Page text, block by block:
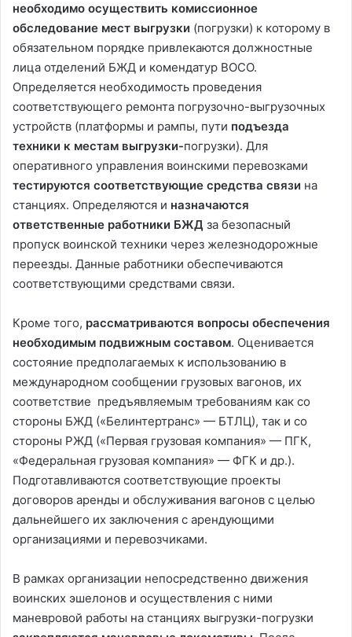
необходимо осуществить комиссионное
обследование мест выгрузки (погрузки) к которому в
обязательном порядке привлекаются должностные
лица отделений БЖД и комендатур ВОСО.
Определяется необходимость проведения
соответствующего ремонта погрузочно-выгрузочных
устройств (платформы и рампы, пути подъезда
техники к местам выгрузки-погрузки). Для
оперативного управления воинскими перевозками
тестируются соответствующие средства связи на
станциях. Определяются и назначаются
ответственные работники БЖД за безопасный
пропуск воинской техники через железнодорожные
переезды. Данные работники обеспечиваются
соответствующими средствами связи.
Кроме того, рассматриваются вопросы обеспечения
необходимым подвижным составом. Оценивается
состояние предполагаемых к использованию в
международном сообщении грузовых вагонов, их
соответствие предъявляемым требованиям как со
стороны БЖД («Белинтертранс» — БТЛЦ), так и со
стороны РЖД («Первая грузовая компания» — ПГК,
«Федеральная грузовая компания» — ФГК и др.).
Подготавливаются соответствующие проекты
договоров аренды и обслуживания вагонов с целью
дальнейшего их заключения с арендующими
организациями и перевозчиками.
В рамках организации непосредственно движения
воинских эшелонов и осуществления с ними
маневровой работы на станциях выгрузки-погрузки